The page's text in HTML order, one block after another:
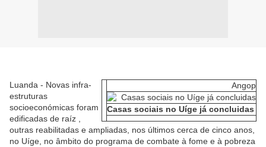
Angop
Casas sociais no Uíge já concluidas
Luanda - Novas infra-
estruturas
socioeconómicas foram
edificadas de raíz ,
outras reabilitadas e ampliadas, nos últimos cerca de cinco anos,
no Uíge, no âmbito do programa de combate à fome e à pobreza